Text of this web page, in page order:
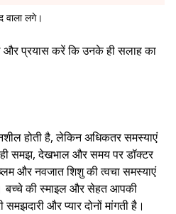
वाला लगे।
और प्रयास करें कि उनके ही सलाह का
होती है, लेकिन अधिकतर समस्याएं
समझ, देखभाल और समय पर डॉक्टर
और नवजात शिशु की त्वचा समस्याएं
बच्चे की स्माइल और सेहत आपकी
और प्यार दोनों मांगती है।